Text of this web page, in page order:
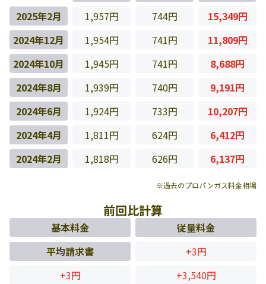
2025年2月
1,957円 744円
15,349円
2024年12月
1,954円 741円
11,809円
2024年10月
1,945円 741円
8,688円
2024年8月
1,939円 740円
9,191円
2024年6月
1,924円 733円
10,207円
2024年4月
1,811円 624円
6,412円
2024年2月
1,818円 626円 6,137円
※過去のプロパンガス料金相場
前回比計算
基本料金
従量料金
平均請求書
+3円
+3円
+3,540円